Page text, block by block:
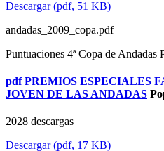
Descargar(pdf, 51 KB)
andadas_2009_copa.pdf
Puntuaciones 4ª Copa de Andadas
pdf PREMIOS ESPECIALES
JOVEN DE LAS ANDADAS
2028 descargas
Descargar(pdf, 17 KB)